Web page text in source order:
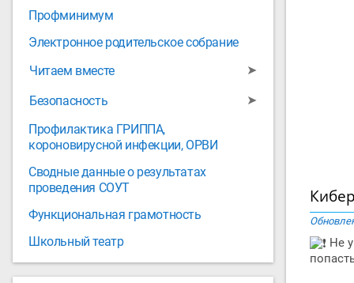
Профминимум
Электронное родительское собрание
Читаем вместе
➤
Безопасность
➤
Профилактика ГРИППА,
короновирусной инфекции, ОРВИ
Сводные данные о результатах
проведения СОУТ
Функциональная грамотность
Школьный театр
Не